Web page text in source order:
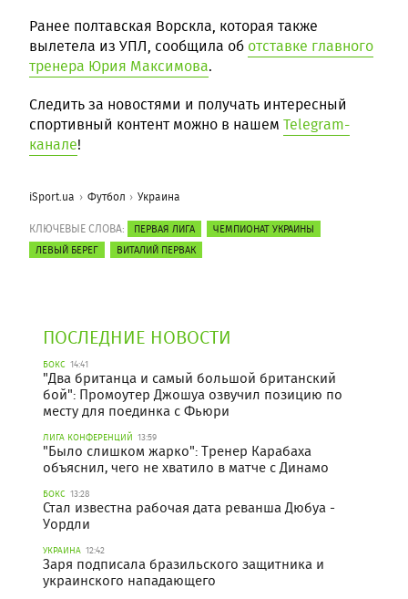
Ранее полтавская Ворскла, которая также
вылетела из УПЛ, сообщила об отставке главного
тренера Юрия Максимова.
Следить за новостями и получать интересный
спортивный контент можно в нашем Telegram-
канале!
iSport.ua Футбол Украина
КЛЮЧЕВЫЕ СЛОВА: ПЕРВАЯ ЛИГА
ЧЕМПИОНАТ УКРАИНЫ
ЛЕВЫЙ БЕРЕГ
ВИТАЛИЙ ПЕРВАК
ПОСЛЕДНИЕ НОВОСТИ
БОКС 14:41
"Два британца и самый большой британский
бой": Промоутер Джошуа озвучил позицию по
месту для поединка с Фьюри
ЛИГА КОНФЕРЕНЦИЙ 13:59
"Было слишком жарко": Тренер Карабаха
объяснил, чего не хватило в матче с Динамо
БОКС 13:28
Стал известна рабочая дата реванша Дюбуа -
Уордли
УКРАИНА 12:42
Заря подписала бразильского защитника и
украинского нападающего